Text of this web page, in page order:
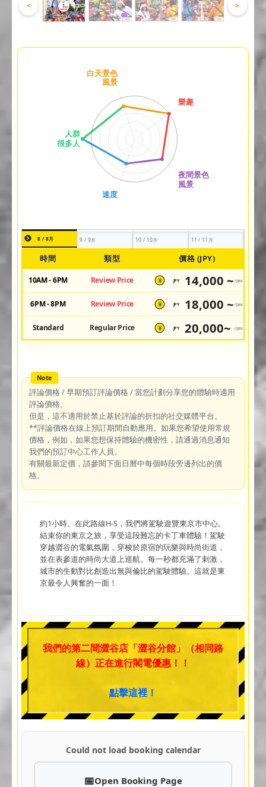
< >
8 / 8月 9 / 9月 10 / 10月 11 / 11月
時間 類型 價格 (JPY)
10AM - 6PM Review Price ¥ JPY 14,000 ~ /pax
6PM - 8PM Review Price ¥ JPY 18,000 ~ /pax
Standard Regular Price ¥ JPY 20,000~ /pax
評論價格 / 早期預訂評論價格 / 當您計劃分享您的體驗時適用
評論價格。
但是，這不適用於禁止基於評論的折扣的社交媒體平台。
**評論價格在線上預訂期間自動應用。如果您希望使用常規
價格，例如，如果您想保持體驗的機密性，請通過消息通知
我們的預訂中心工作人員。
有關最新定價，請參閱下面日曆中每個時段旁邊列出的價
格。
約1小時。在此路線H-S，我們將駕駛遊覽東京市中心。
結束你的東京之旅，享受這段難忘的卡丁車體驗！駕駛
穿越澀谷的電氣氛圍，穿梭於原宿的玩樂與時尚街道，
並在表參道的時尚大道上巡航。每一秒都充滿了刺激，
城市的生動對比創造出無與倫比的駕駛體驗。這就是東
京最令人興奮的一面！
我們的第二間澀谷店「澀谷分館」（相同路
線）正在進行閣電優惠！！
點擊這裡！
Could not load booking calendar
Open Booking Page